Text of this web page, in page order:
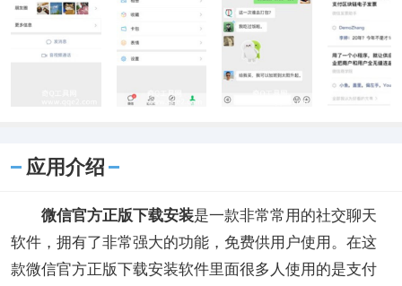
应用介绍
微信官方正版下载安装是一款非常常用的社交聊天
软件，拥有了非常强大的功能，免费供用户使用。在这
款微信官方正版下载安装软件里面很多人使用的是支付